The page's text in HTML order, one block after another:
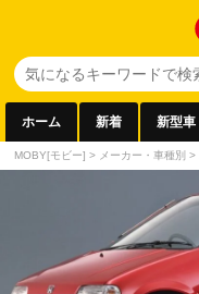
ホーム 新着 新型車
MOBY[モビー] > メーカー・車種別 >